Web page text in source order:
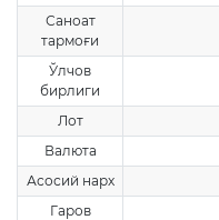
Саноат
тармоғи
Ўлчов
бирлиги
Лот
Валюта
Асосий нарх
Гаров